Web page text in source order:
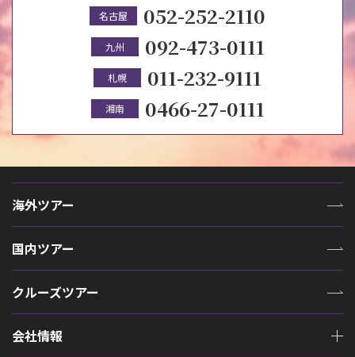
名古屋 052-252-2110
九州 092-473-0111
札幌 011-232-9111
湘南 0466-27-0111
海外ツアー
国内ツアー
クルーズツアー
会社情報